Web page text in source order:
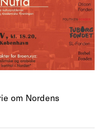
om Nordens